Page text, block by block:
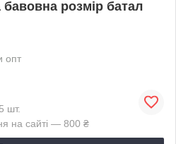
розмір батал
опт
шт.
на сайті — 800 ₴